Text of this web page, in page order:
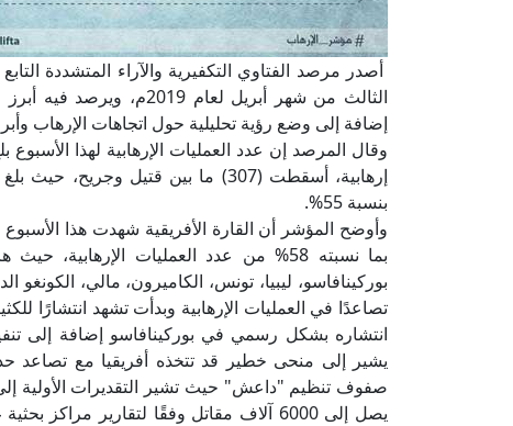
أصدر مرصد الفتاوي التكفيرية والآراء المتشددة
الثالث من شهر أبريل لعام
إضافة إلى وضع رؤية تحليلية حول اتجاهات الإرهاب
بنسبة 55%.
تصاعدًا في العمليات الإرهابية وبدأت تشهد انتشارًا
انتشاره بشكل رسمي في بوركينافاسو إضافة إلى
يشير إلى منحى خطير قد تتخذه أفريقيا مع تصاعد
صفوف تنظيم "داعش" حيث تشير التقديرات الأولية
يصل إلى 6000 آلاف مقاتل وفقًا لتقارير